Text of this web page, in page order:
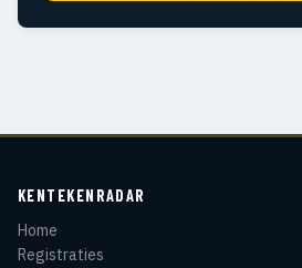
KENTEKENRADAR
Home
Registraties